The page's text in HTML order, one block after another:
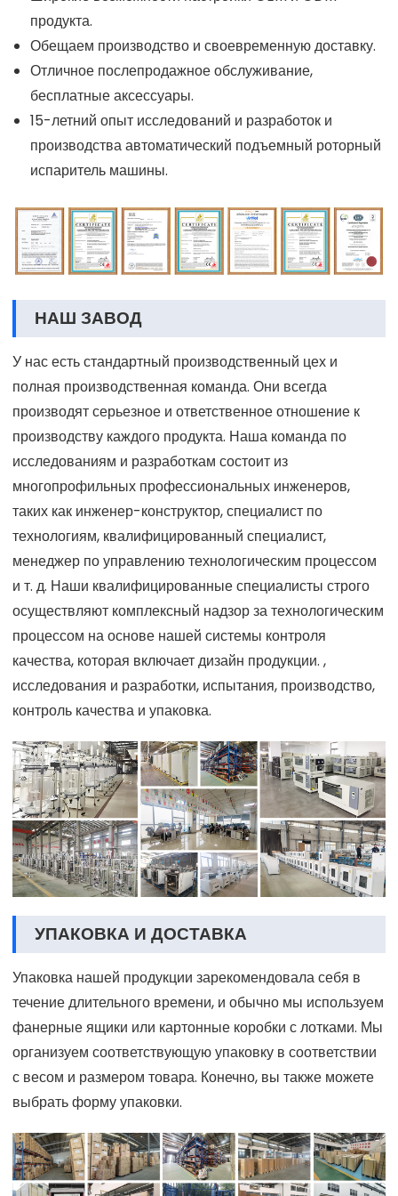
продукта.
Обещаем производство и своевременную доставку.
Отличное послепродажное обслуживание,
бесплатные аксессуары.
15-летний опыт исследований и разработок и
производства автоматический подъемный роторный
испаритель машины.
НАШ ЗАВОД
У нас есть стандартный производственный цех и
полная производственная команда. Они всегда
производят серьезное и ответственное отношение к
производству каждого продукта. Наша команда по
исследованиям и разработкам состоит из
многопрофильных профессиональных инженеров,
таких как инженер-конструктор, специалист по
технологиям, квалифицированный специалист,
менеджер по управлению технологическим процессом
и т. д. Наши квалифицированные специалисты строго
осуществляют комплексный надзор за технологическим
процессом на основе нашей системы контроля
качества, которая включает дизайн продукции. ,
исследования и разработки, испытания, производство,
контроль качества и упаковка.
УПАКОВКА И ДОСТАВКА
Упаковка нашей продукции зарекомендовала себя в
течение длительного времени, и обычно мы используем
фанерные ящики или картонные коробки с лотками. Мы
организуем соответствующую упаковку в соответствии
с весом и размером товара. Конечно, вы также можете
выбрать форму упаковки.